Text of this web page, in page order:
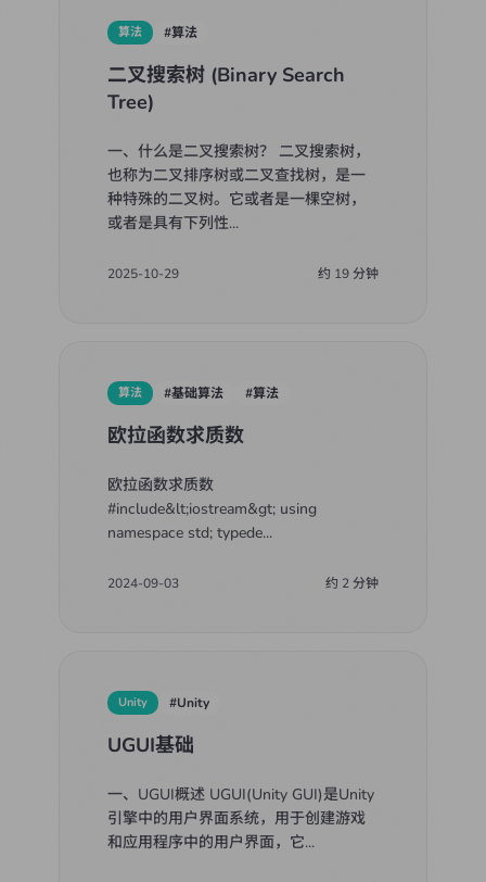
算法 #算法
二叉搜索树 (Binary Search
Tree)
一、什么是二叉搜索树？ 二叉搜索树，
也称为二叉排序树或二叉查找树，是一
种特殊的二叉树。它或者是一棵空树，
或者是具有下列性...
2025-10-29 约 19分钟
算法 #基础算法 #算法
欧拉函数求质数
欧拉函数求质数
#include&lt;iostream&gt; using
namespace std; typede...
2024-09-03 约 2分钟
Unity #Unity
UGUI基础
一、UGUI概述 UGUI(Unity GUI)是Unity
引擎中的用户界面系统，用于创建游戏
和应用程序中的用户界面，它...